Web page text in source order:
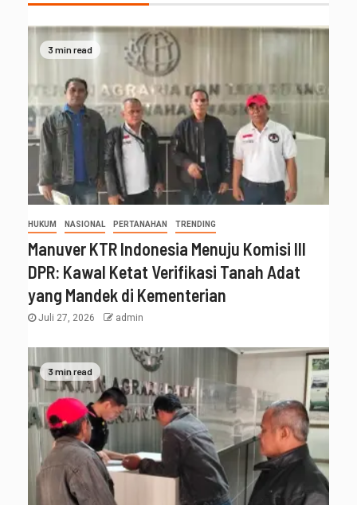
3 min read
HUKUM NASIONAL PERTANAHAN TRENDING
Manuver KTR Indonesia Menuju Komisi III
DPR: Kawal Ketat Verifikasi Tanah Adat
yang Mandek di Kementerian
Juli 27, 2026 admin
3 min read